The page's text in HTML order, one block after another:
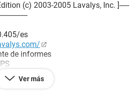
(c) 2003-2005 Lavalys, Inc. ]-----
es
de informes
8 Pro with Media Center Media
Ver más